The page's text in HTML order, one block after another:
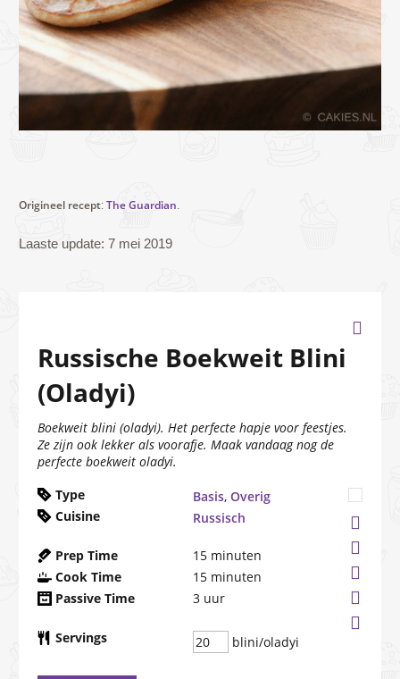
Origineel recept: The Guardian.
Laaste update: 7 mei 2019
Russische Boekweit Blini
(Oladyi)
Boekweit blini (oladyi). Het perfecte hapje voor feestjes.
Ze zijn ook lekker als voorafje. Maak vandaag nog de
perfecte boekweit oladyi.
Type
Basis, Overig
Cuisine
Russisch
Prep Time 15 minuten
Cook Time
15 minuten
Passive Time
3 uur
Servings blini/oladyi